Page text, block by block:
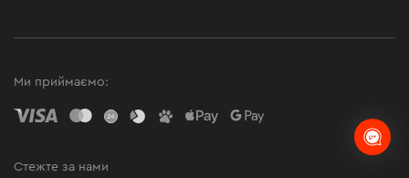
Ми приймаємо:
Стежте за нами